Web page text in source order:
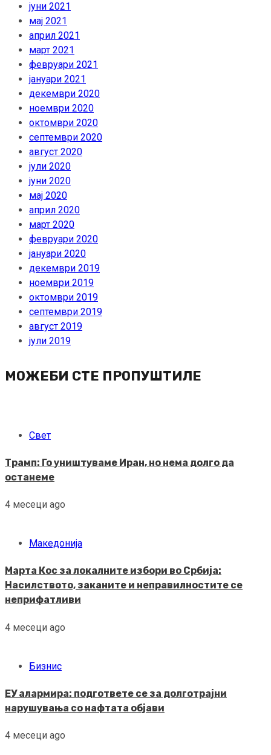
јуни 2021
мај 2021
април 2021
март 2021
февруари 2021
јануари 2021
декември 2020
ноември 2020
октомври 2020
септември 2020
август 2020
јули 2020
јуни 2020
мај 2020
април 2020
март 2020
февруари 2020
јануари 2020
декември 2019
ноември 2019
октомври 2019
септември 2019
август 2019
јули 2019
МОЖЕБИ СТЕ ПРОПУШТИЛЕ
Свет
Трамп: Го уништуваме Иран, но нема долго да
останеме
4 месеци ago
Македонија
Марта Кос за локалните избори во Србија:
Насилството, заканите и неправилностите се
неприфатливи
4 месеци ago
Бизнис
ЕУ алармира: подгответе се за долготрајни
нарушувања со нафтата објави
4 месеци ago